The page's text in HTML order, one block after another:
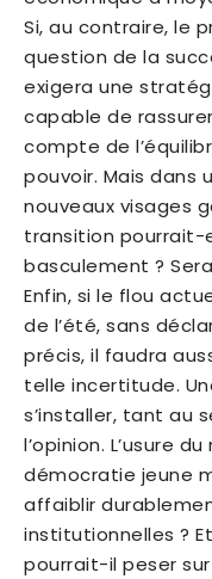
Si, au contraire, le
question de la
exigera une
capable de
compte de
pouvoir. Mais dans
nouveaux visages
transition pourrait-
basculement ?
Enfin, si le flou
de l’été, sans
précis, il faudra
telle incertitude.
s’installer, tant au
l’opinion. L’usure
démocratie jeune
affaiblir
institutionnelles ?
pourrait-il peser